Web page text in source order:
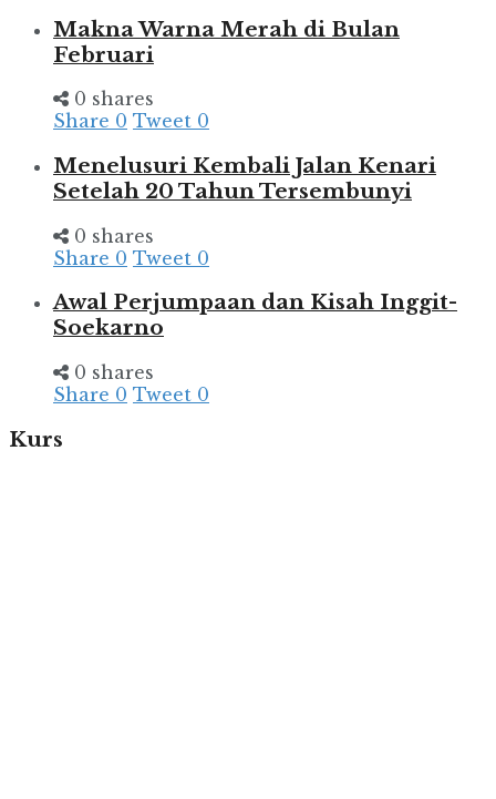
Makna Warna Merah di Bulan
Februari
0 shares
Share 0 Tweet 0
Menelusuri Kembali Jalan Kenari
Setelah 20 Tahun Tersembunyi
0 shares
Share 0 Tweet 0
Awal Perjumpaan dan Kisah Inggit-
Soekarno
0 shares
Share 0 Tweet 0
Kurs